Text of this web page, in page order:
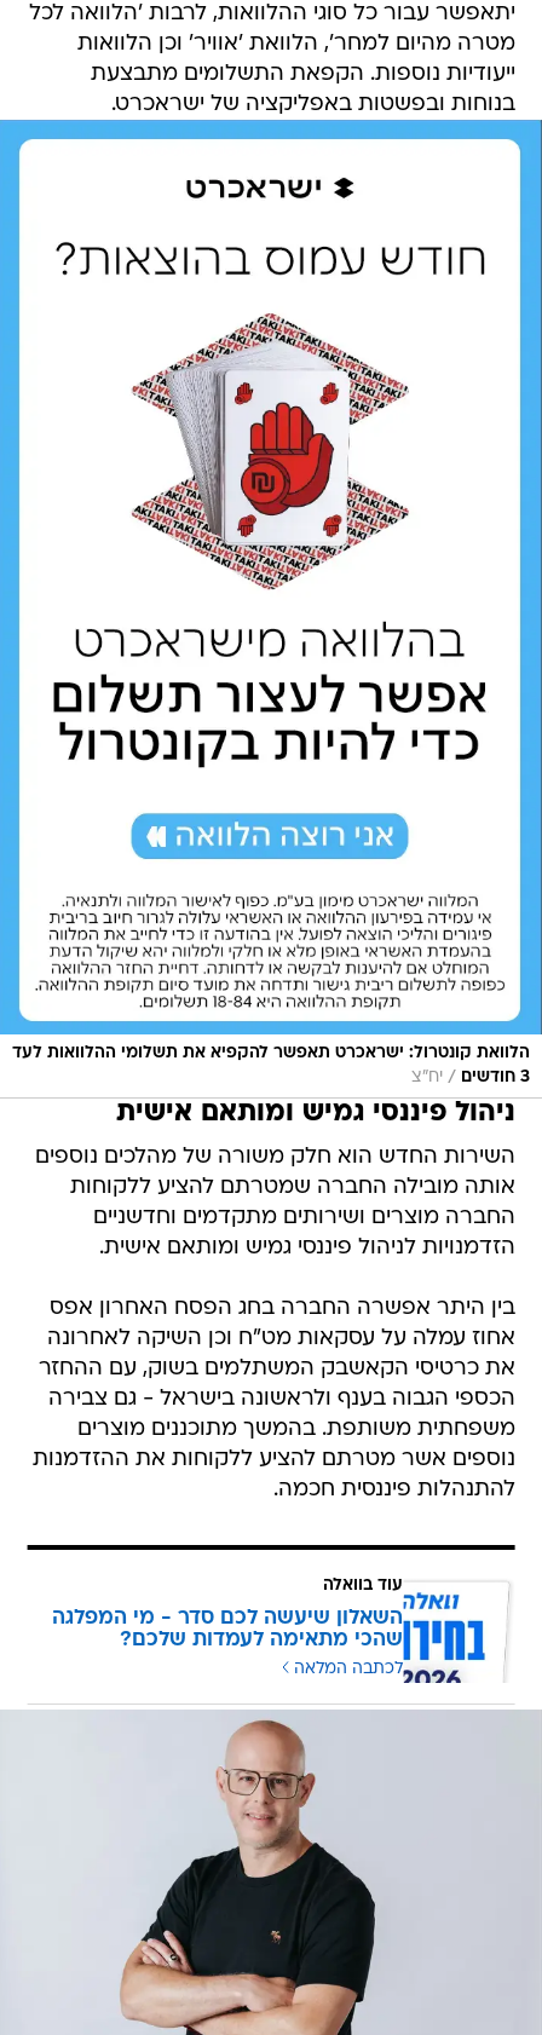
יתאפשר עבור כל סוגי ההלוואות, לרבות 'הלוואה לכל
מטרה מהיום למחר', הלוואת 'אוויר' וכן הלוואות
ייעודיות נוספות. הקפאת התשלומים מתבצעת
בנוחות ובפשטות באפליקציה של ישראכרט.
הלוואת קונטרול: ישראכרט תאפשר להקפיא את תשלומי ההלוואות לעד
3 חודשים
/ יח"צ
ניהול פיננסי גמיש ומותאם אישית
השירות החדש הוא חלק משורה של מהלכים נוספים
אותה מובילה החברה שמטרתם להציע ללקוחות
החברה מוצרים ושירותים מתקדמים וחדשניים
הזדמנויות לניהול פיננסי גמיש ומותאם אישית.
בין היתר אפשרה החברה בחג הפסח האחרון אפס
אחוז עמלה על עסקאות מט"ח וכן השיקה לאחרונה
את כרטיסי הקאשבק המשתלמים בשוק, עם ההחזר
הכספי הגבוה בענף ולראשונה בישראל - גם צבירה
משפחתית משותפת. בהמשך מתוכננים מוצרים
נוספים אשר מטרתם להציע ללקוחות את ההזדמנות
להתנהלות פיננסית חכמה.
עוד בוואלה
השאלון שיעשה לכם סדר - מי המפלגה
שהכי מתאימה לעמדות שלכם?
לכתבה המלאה